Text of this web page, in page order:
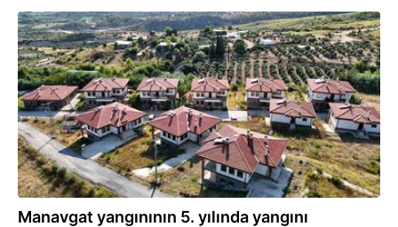
29.07.2026
Manavgat yangınının 5. yılında yangını